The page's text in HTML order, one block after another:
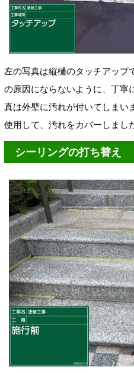
左の写真は縦樋のタッチアップ
の原因にならないように、丁寧
真は外壁に汚れが付いてしまい
使用して、汚れをカバーしまし
シーリングの打ち替え